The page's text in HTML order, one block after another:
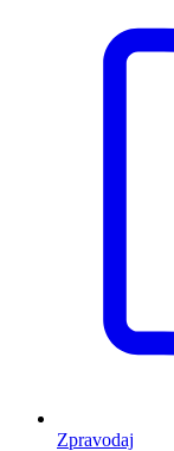
Zpravodaj